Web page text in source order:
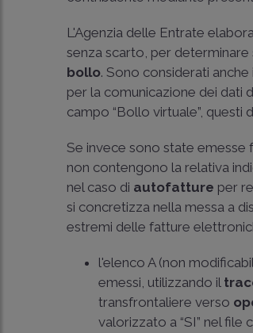
L'Agenzia delle Entrate
senza scarto, per
bollo. Sono considerati
per la comunicazione dei dati
campo “Bollo virtuale”,
Se invece sono state
non contengono la relativa
nel caso di autofatture per
si concretizza nella messa a
estremi delle fatture
l'elenco A (non
emessi, utilizzando il
transfrontaliere verso
valorizzato a “SI” nel